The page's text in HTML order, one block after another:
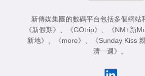
新傳媒集團的數碼平台包括多個網站
《新假期》
《GOtrip》 《NM+新
新地》
《more》 《Sunday Kiss
濟一週》
。